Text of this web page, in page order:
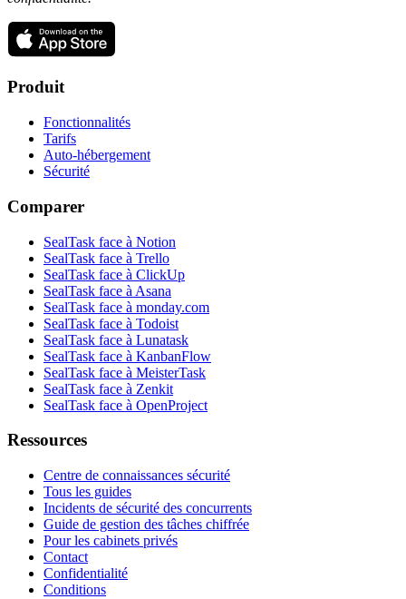
Produit
Fonctionnalités
Tarifs
Auto-hébergement
Sécurité
Comparer
SealTask face à Notion
SealTask face à Trello
SealTask face à ClickUp
SealTask face à Asana
SealTask face à monday.com
SealTask face à Todoist
SealTask face à Lunatask
SealTask face à KanbanFlow
SealTask face à MeisterTask
SealTask face à Zenkit
SealTask face à OpenProject
Ressources
Centre de connaissances sécurité
Tous les guides
Incidents de sécurité des concurrents
Guide de gestion des tâches chiffrée
Pour les cabinets privés
Contact
Confidentialité
Conditions